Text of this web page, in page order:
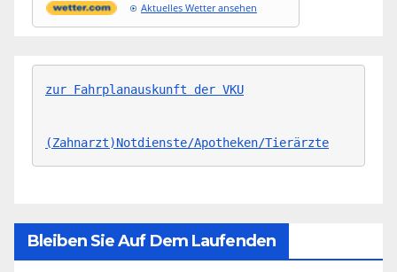
Aktuelles Wetter ansehen
zur Fahrplanauskunft der VKU
(Zahnarzt)Notdienste/Apotheken/Tierärzte
Bleiben Sie Auf Dem Laufenden